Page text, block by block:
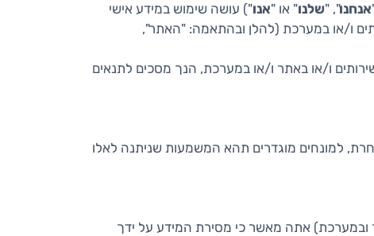
אנחנו", "שלנו" או "אנו") עושה שימוש במידע אישי
ו/או במערכת (להלן ובהתאמה: "האתר",
ו/או באתר ו/או במערכת, הנך מסכים לתנאים
למונחים מוגדרים תהא המשמעות שניתנה לאלו
ובמערכת) אתה מאשר כי מסירת המידע על ידך